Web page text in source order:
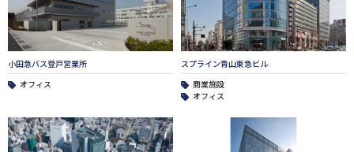
小田急バス登戸営業所
オフィス
スプライン青山東急ビル
商業施設
オフィス